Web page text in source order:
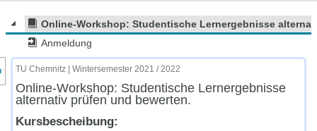
Online-Workshop: Studentische Lernergebnisse
Anmeldung
des Kursmenüs
TU Chemnitz | Wintersemester 2021 / 2022
Online-Workshop: Studentische Lernergebnisse
alternativ prüfen und bewerten.
Kursbescheibung: